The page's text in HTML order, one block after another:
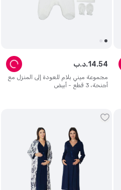
مجموعة ميني بلام للعودة إلى المنزل مع
أجنحة، 3 قطع - أبيض
د.ب.14.54